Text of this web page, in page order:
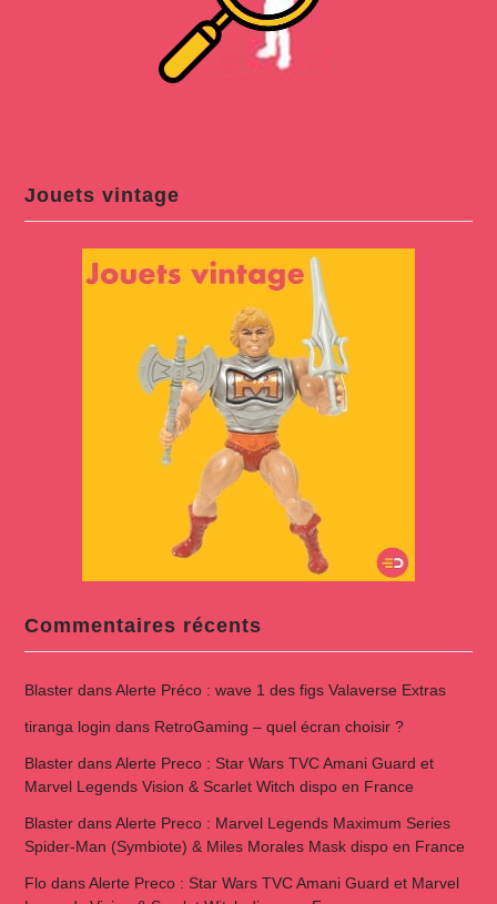
Jouets vintage
Commentaires récents
BlasterdansAlerte Préco : wave 1 des figs Valaverse Extras
tiranga login dans RetroGaming – quel écran choisir ?
BlasterdansAlerte Preco : Star Wars TVC Amani Guard et
Marvel Legends Vision & Scarlet Witch dispo en France
BlasterdansAlerte Preco : Marvel Legends Maximum Series
Spider-Man (Symbiote) & Miles Morales Mask dispo en France
FlodansAlerte Preco : Star Wars TVC Amani Guard et Marvel